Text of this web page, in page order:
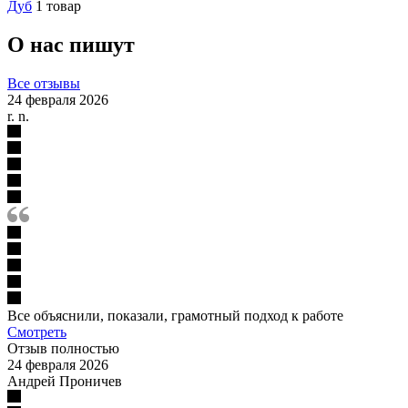
Дуб 1 товар
О нас пишут
Все отзывы
24 февраля 2026
r. n.
Все объяснили, показали, грамотный подход к работе
Смотреть
Отзыв полностью
24 февраля 2026
Андрей Проничев